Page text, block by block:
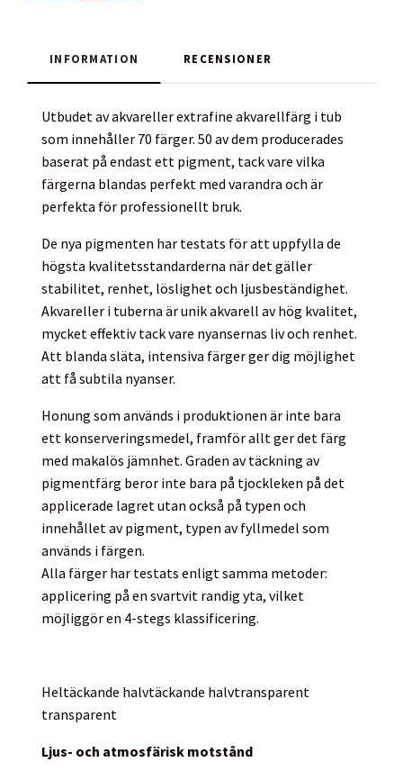
INFORMATION RECENSIONER
Utbudet av akvareller extrafine akvarellfärg i tub
som innehåller 70 färger. 50 av dem producerades
baserat på endast ett pigment, tack vare vilka
färgerna blandas perfekt med varandra och är
perfekta för professionellt bruk.
De nya pigmenten har testats för att uppfylla de
högsta kvalitetsstandarderna när det gäller
stabilitet, renhet, löslighet och ljusbeständighet.
Akvareller i tuberna är unik akvarell av hög kvalitet,
mycket effektiv tack vare nyansernas liv och renhet.
Att blanda släta, intensiva färger ger dig möjlighet
att få subtila nyanser.
Honung som används i produktionen är inte bara
ett konserveringsmedel, framför allt ger det färg
med makalös jämnhet. Graden av täckning av
pigmentfärg beror inte bara på tjockleken på det
applicerade lagret utan också på typen och
innehållet av pigment, typen av fyllmedel som
används i färgen.
Alla färger har testats enligt samma metoder:
applicering på en svartvit randig yta, vilket
möjliggör en 4-stegs klassificering.
Heltäckande halvtäckande halvtransparent
transparent
Ljus- och atmosfärisk motstånd